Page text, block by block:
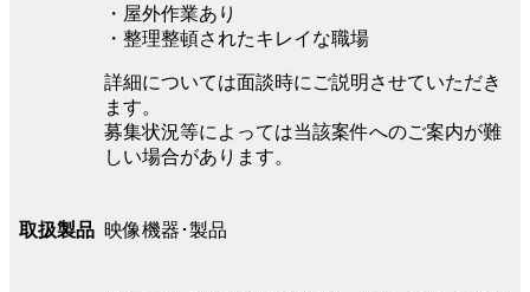
・屋外作業あり
・整理整頓されたキレイな職場
詳細については面談時にご説明させていただき
ます。
募集状況等によっては当該案件へのご案内が難
しい場合があります。
取扱製品 映像機器･製品